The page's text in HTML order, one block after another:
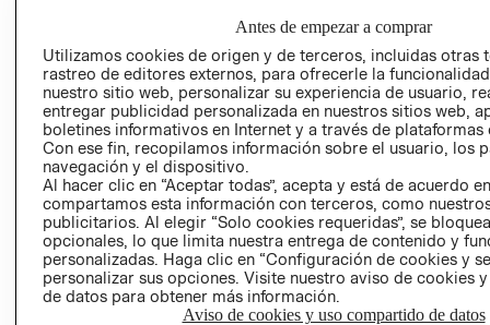
PROGRAMA DE
TRANSPARENCIA
Y ÉTICA (INGLÉS)
DE INDUSTRIA Y
COMERCIO - SIC
PETICIONES
QUEJAS Y
RECLAMOS
Colombia ($)
Antes de empezar a comprar
Utilizamos cookies de origen y de terceros, incluidas otras
rastreo de editores externos, para ofrecerle la
nuestro sitio web, personalizar su experiencia de usuario,
entregar publicidad personalizada en nuestros sitios web,
boletines informativos en Internet y a través de plataformas
Con ese fin, recopilamos información sobre el usuario, los
navegación y el dispositivo.
Al hacer clic en “Aceptar todas”, acepta y está de acuerdo
compartamos esta información con terceros, como
publicitarios. Al elegir “Solo cookies requeridas”, se
opcionales, lo que limita nuestra entrega de contenido y
personalizadas. Haga clic en “Configuración de cookies y
personalizar sus opciones. Visite nuestro aviso de cookies
de datos para obtener más información.
Aviso de cookies y uso compartido de datos